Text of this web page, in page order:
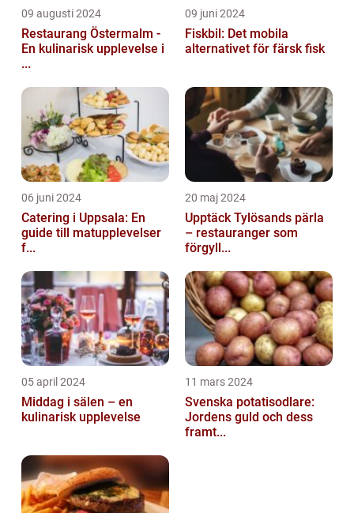
09 augusti 2024
Restaurang Östermalm -
En kulinarisk upplevelse i
...
09 juni 2024
Fiskbil: Det mobila
alternativet för färsk fisk
06 juni 2024
Catering i Uppsala: En
guide till matupplevelser
f...
20 maj 2024
Upptäck Tylösands pärla
– restauranger som
förgyll...
05 april 2024
Middag i sälen – en
kulinarisk upplevelse
11 mars 2024
Svenska potatisodlare:
Jordens guld och dess
framt...